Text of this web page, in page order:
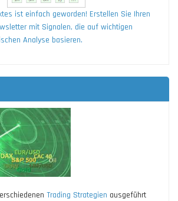
ist einfach geworden! Erstellen Sie Ihren
mit Signalen, die auf wichtigen
Analyse basieren.
Trading Strategien ausgeführt